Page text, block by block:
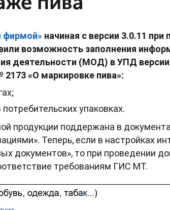
фирмой» начиная с версии 3.0.11
возможность заполнения
деятельности (МОД) в УПД версии
«О маркировке пива»:
упаковках.
продукции поддержана в
Теперь, если в настройках
документов», то при проведении
требованиям ГИС МТ.